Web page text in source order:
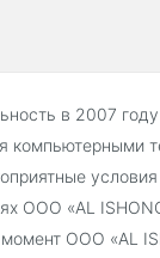
в 2007
компьютерными
ООО «AL
ООО «AL